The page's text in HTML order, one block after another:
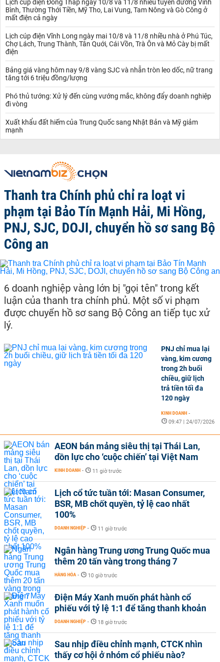
Lịch cúp điện Đồng Tháp ngày 10/8 và 11/8 nhiều tuyến đường Vĩnh
Bình, Thường Thới Tiền, Mỹ Tho, Lai Vung, Tam Nông và Gò Công ở
mất điện cả ngày
Lịch cúp điện Vĩnh Long ngày mai 10/8 và 11/8 nhiều nhà ở Phú Túc,
Chợ Lách, Trung Thành, Tân Quới, Cái Vồn, Trà Ôn và Mỏ Cày bị mất
điện
Bảng giá vàng hôm nay 9/8 vàng SJC và nhẫn tròn leo dốc, nữ trang
tăng tới 6 triệu đồng/lượng
Phó thủ tướng: Xử lý đến cùng vướng mắc, không đẩy doanh nghiệp
đi vòng
Xuất khẩu đất hiếm của Trung Quốc sang Nhật Bản và Mỹ giảm
mạnh
Thanh tra Chính phủ chỉ ra loạt vi
phạm tại Bảo Tín Mạnh Hải, Mi Hồng,
PNJ, SJC, DOJI, chuyển hồ sơ sang Bộ
Công an
6 doanh nghiệp vàng lớn bị "gọi tên" trong kết
luận của thanh tra chính phủ. Một số vi phạm
được chuyển hồ sơ sang Bộ Công an tiếp tục xử
lý.
PNJ chỉ mua lại
vàng, kim cương
trong 2h buổi
chiều, giữ lịch
trả tiền tối đa
120 ngày
KINH DOANH -
09:47 | 24/07/2026
AEON bán mảng siêu thị tại Thái Lan,
dồn lực cho ‘cuộc chiến’ tại Việt Nam
KINH DOANH - 11 giờ trước
Lịch cổ tức tuần tới: Masan Consumer,
BSR, MB chốt quyền, tỷ lệ cao nhất
100%
DOANH NGHIỆP - 11 giờ trước
Ngân hàng Trung ương Trung Quốc mua
thêm 20 tấn vàng trong tháng 7
HÀNG HÓA - 10 giờ trước
Điện Máy Xanh muốn phát hành cổ
phiếu với tỷ lệ 1:1 để tăng thanh khoản
DOANH NGHIỆP - 18 giờ trước
Sau nhịp điều chỉnh mạnh, CTCK nhìn
thấy cơ hội ở nhóm cổ phiếu nào?